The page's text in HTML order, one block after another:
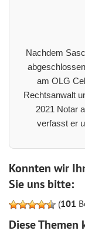
Nachdem
am OLG
Rechtsanwalt
2021 Notar
verfasst er
Konnten wir
Sie uns bitte:
(101
Diese